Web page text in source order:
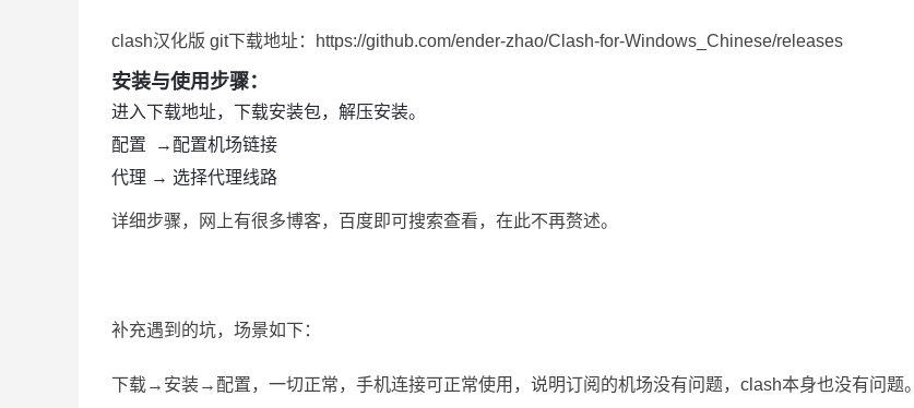
clash汉化版 git下载地址：https://github.com/ender-zhao/Clash-for-Windows_Chinese/releases
安装与使用步骤：
进入下载地址，下载安装包，解压安装。
配置 →配置机场链接
代理 → 选择代理线路
详细步骤，网上有很多博客，百度即可搜索查看，在此不再赘述。
补充遇到的坑，场景如下：
下载→安装→配置，一切正常，手机连接可正常使用，说明订阅的机场没有问题，clash本身也没有问题。